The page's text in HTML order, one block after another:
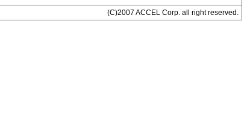
(C)2007 ACCEL Corp. all right reserved.